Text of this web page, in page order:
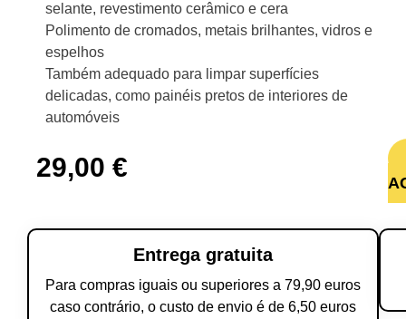
selante, revestimento cerâmico e cera
Polimento de cromados, metais brilhantes, vidros e
espelhos
Também adequado para limpar superfícies
delicadas, como painéis pretos de interiores de
automóveis
29,00 €
Entrega gratuita
Para compras iguais ou superiores a 79,90 euros
caso contrário, o custo de envio é de 6,50 euros